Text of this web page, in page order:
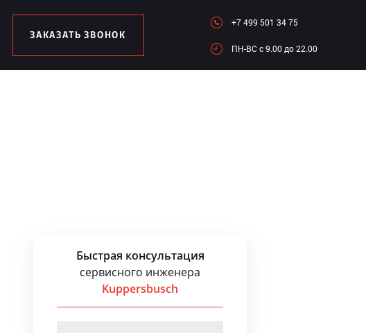
ЗАКАЗАТЬ ЗВОНОК
+7 499 501 34 75
ПН-ВC c 9.00 до 22.00
Быстрая консультация
сервисного инженера
Kuppersbusch